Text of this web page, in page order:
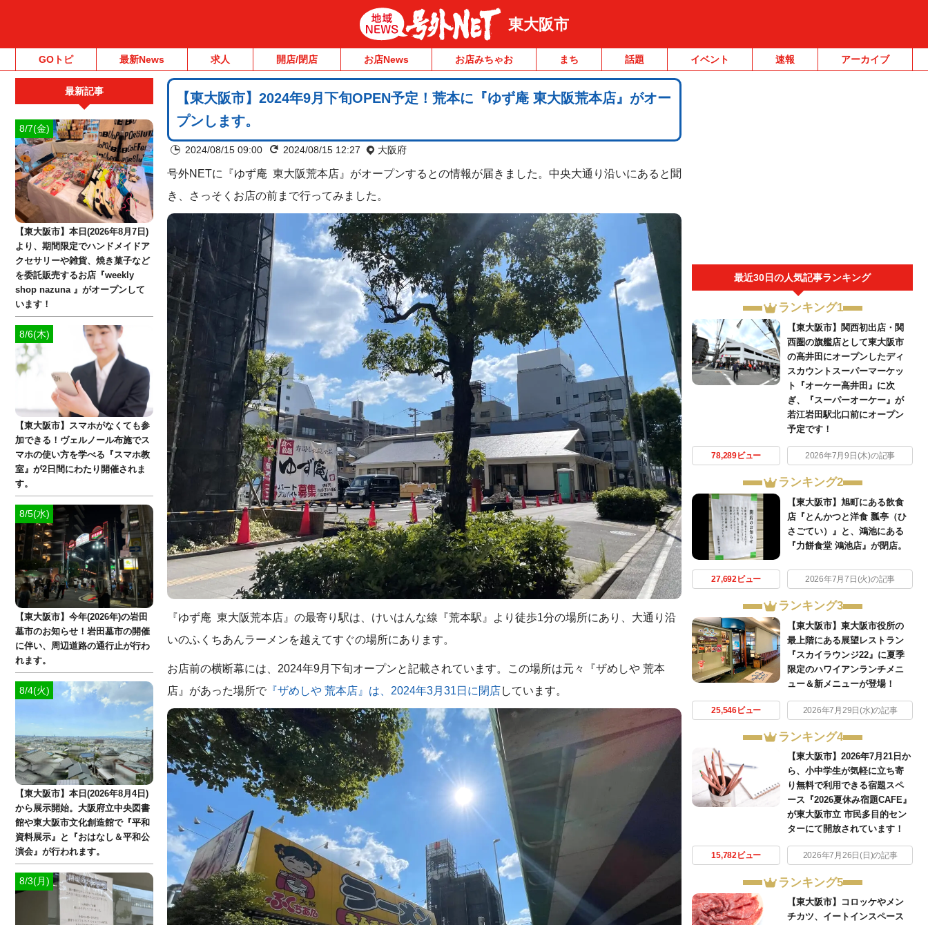
東大阪市
GOトピ 最新News 求人 開店/閉店 お店News お店みちゃお まち 話題 イベント 速報 アーカイブ
【東大阪市】2024年9月下旬OPEN予定！荒本に『ゆず庵 東大阪荒本店』がオー
プンします。
2024/08/15 09:00 2024/08/15 12:27 大阪府
号外NETに『ゆず庵 東大阪荒本店』がオープンするとの情報が届きました。中央大通り沿いにあると聞
き、さっそくお店の前まで行ってみました。
『ゆず庵 東大阪荒本店』の最寄り駅は、けいはんな線『荒本駅』より徒歩1分の場所にあり、大通り沿
いのふくちあんラーメンを越えてすぐの場所にあります。
お店前の横断幕には、2024年9月下旬オープンと記載されています。この場所は元々『ザめしや 荒本
店』があった場所で 『ザめしや 荒本店』は、2024年3月31日に閉店しています。
最近30日の人気記事ランキング
ランキング1
【東大阪市】関西初出店・関
西圏の旗艦店として東大阪市
の高井田にオープンしたディ
スカウントスーパーマーケッ
ト『オーケー高井田』に次
ぎ、『スーパーオーケー』が
若江岩田駅北口前にオープン
予定です！
78,289ビュー 2026年7月9日(木)の記事
ランキング2
【東大阪市】旭町にある飲食
店『とんかつと洋食 瓢亭（ひ
さごてい）』と、鴻池にある
『力餅食堂 鴻池店』が閉店。
27,692ビュー 2026年7月7日(火)の記事
ランキング3
【東大阪市】東大阪市役所の
最上階にある展望レストラン
『スカイラウンジ22』に夏季
限定のハワイアンランチメニ
ュー＆新メニューが登場！
25,546ビュー 2026年7月29日(水)の記事
ランキング4
【東大阪市】2026年7月21日か
ら、小中学生が気軽に立ち寄
り無料で利用できる宿題スペ
ース『2026夏休み宿題CAFE』
が東大阪市立 市民多目的セン
ターにて開放されています！
15,782ビュー 2026年7月26日(日)の記事
ランキング5
【東大阪市】コロッケやメン
チカツ、イートインスペース
最新記事
8/7(金)
【東大阪市】本日(2026年8月7日)
より、期間限定でハンドメイドア
クセサリーや雑貨、焼き菓子など
を委託販売するお店『weekly
shop nazuna 』がオープンして
います！
8/6(木)
【東大阪市】スマホがなくても参
加できる！ヴェルノール布施でス
マホの使い方を学べる『スマホ教
室』が2日間にわたり開催されま
す。
8/5(水)
【東大阪市】今年(2026年)の岩田
墓市のお知らせ！岩田墓市の開催
に伴い、周辺道路の通行止が行わ
れます。
8/4(火)
【東大阪市】本日(2026年8月4日)
から展示開始。大阪府立中央図書
館や東大阪市文化創造館で『平和
資料展示』と『おはなし＆平和公
演会』が行われます。
8/3(月)